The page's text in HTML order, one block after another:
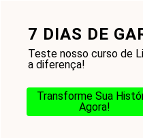
7 DIAS DE
Teste nosso curso de
a diferença!
Transforme Sua
Agora!
conteúdo
-Blog-Amor ao
Ensinamentos de Jesus: